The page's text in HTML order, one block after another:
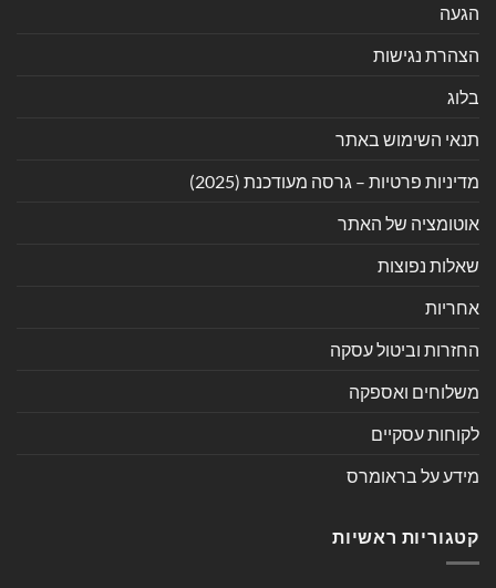
הגעה
הצהרת נגישות
בלוג
תנאי השימוש באתר
מדיניות פרטיות – גרסה מעודכנת (2025)
אוטומציה של האתר
שאלות נפוצות
אחריות
החזרות וביטול עסקה
משלוחים ואספקה
לקוחות עסקיים
מידע על בראומרס
קטגוריות ראשיות